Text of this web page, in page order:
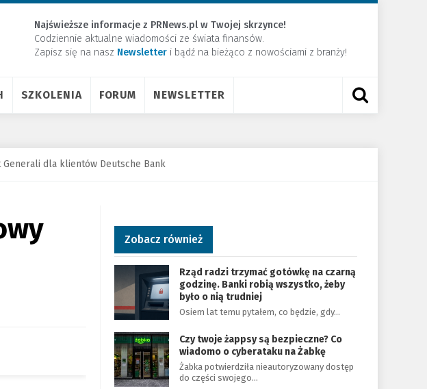
Najświeższe informacje z PRNews.pl w Twojej skrzynce!
Codziennie aktualne wiadomości ze świata finansów.
Zapisz się na nasz Newsletter ​i bądź na bieżąco z nowościami z branży!
SZKOLENIA FORUM NEWSLETTER
dla klientów Deutsche Bank
Zobacz również
Rząd radzi trzymać gotówkę na czarną
godzinę. Banki robią wszystko, żeby
było o nią trudniej
Osiem lat temu pytałem, co będzie, gdy…
Czy twoje żappsy są bezpieczne? Co
wiadomo o cyberataku na Żabkę
Żabka potwierdziła nieautoryzowany dostęp
do części swojego…